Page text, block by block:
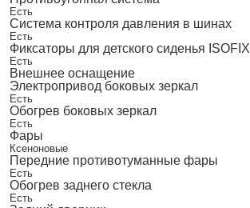
Есть
Система контроля давления в шинах
Есть
Фиксаторы для детского сиденья ISOFIX
Есть
Внешнее оснащение
Электропривод боковых зеркал
Есть
Обогрев боковых зеркал
Есть
Фары
Ксеноновые
Передние противотуманные фары
Есть
Обогрев заднего стекла
Есть